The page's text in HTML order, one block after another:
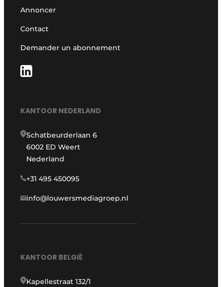
Annoncer
Contact
Demander un abonnement
KANTOOR NEDERLAND
Schatbeurderlaan 6
6002 ED Weert
Nederland
+31 495 450095
info@louwersmediagroep.nl
KANTOOR BELGIË
Kapellestraat 132/1